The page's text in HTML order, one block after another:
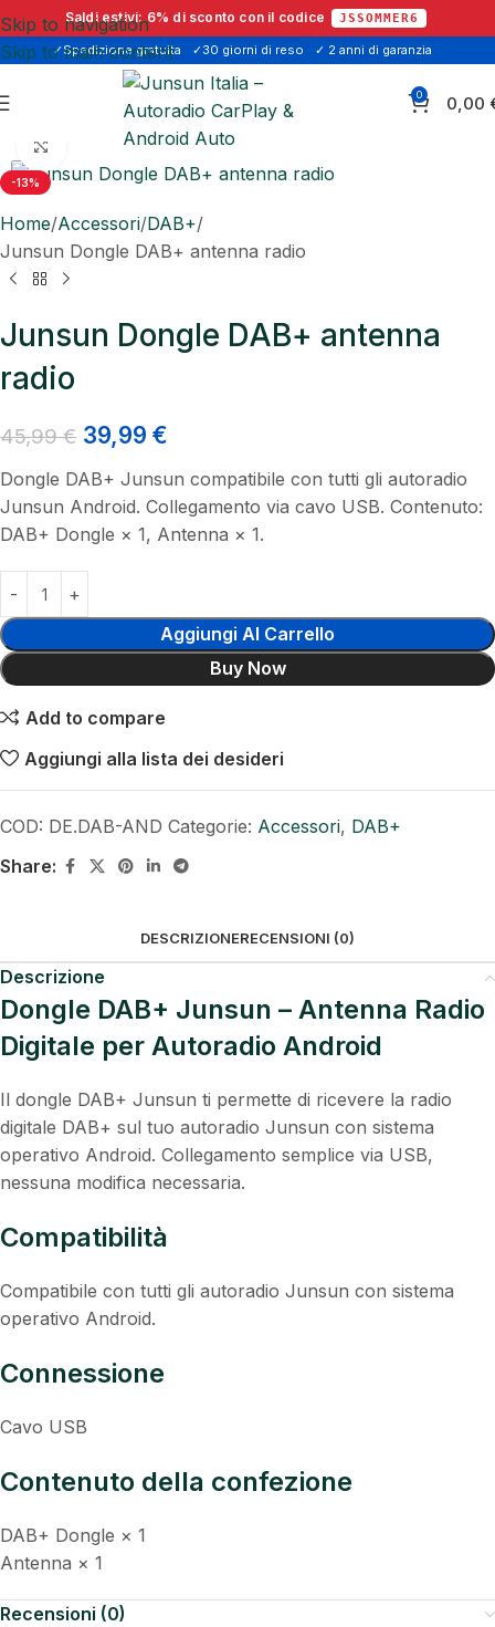
Skip to navigation
Skip to main content
✓Spedizione gratuita ✓30 giorni di reso ✓ 2 anni di garanzia
0 0,00
-13%
Click to enlarge
Home Accessori DAB+
Junsun Dongle DAB+ antenna radio
Junsun Dongle DAB+ antenna
radio
45,99€ 39,99 €
Dongle DAB+ Junsun compatibile con tutti gli autoradio
Junsun Android. Collegamento via cavo USB. Contenuto:
DAB+ Dongle × 1, Antenna × 1.
Aggiungi Al Carrello
Buy Now
Add to compare
Aggiungi alla lista dei desideri
COD: DE.DAB-AND Categorie: Accessori, DAB+
Share:
DESCRIZIONERECENSIONI (0)
Descrizione
Dongle DAB+ Junsun – Antenna Radio
Digitale per Autoradio Android
Il dongle DAB+ Junsun ti permette di ricevere la radio
digitale DAB+ sul tuo autoradio Junsun con sistema
operativo Android. Collegamento semplice via USB,
nessuna modifica necessaria.
Compatibilità
Compatibile con tutti gli autoradio Junsun con sistema
operativo Android.
Connessione
Cavo USB
Contenuto della confezione
DAB+ Dongle × 1
Antenna × 1
Recensioni (0)
Saldi estivi:6% di sconto con il codice JSSOMMER6